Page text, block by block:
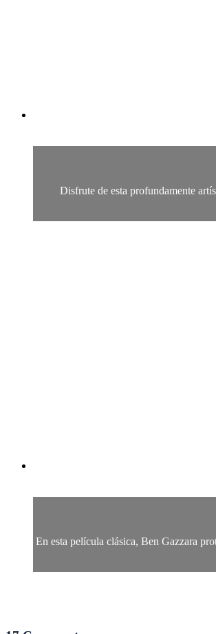
Disfrute de esta profundamente
En esta película clásica, Ben Gazzara